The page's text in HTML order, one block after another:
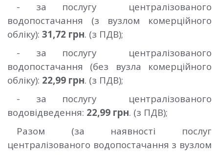
- за послугу централізованого
водопостачання (з вузлом комерційного
обліку): 31,72 грн. (з ПДВ);
- за послугу централізованого
водопостачання (без вузла комерційного
обліку): 22,99 грн. (з ПДВ);
- за послугу централізованого
водовідведення: 22,99 грн. (з ПДВ);
Разом (за наявності послуг
централізованого водопостачання з вузлом